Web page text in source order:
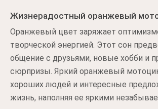
Жизнерадостный оранжевый
Оранжевый цвет заряжает
творческой энергией. Этот сон
общение с друзьями, новые хобби и
сюрпризы. Яркий оранжевый
хороших людей и интересные
жизнь, наполняя ее яркими